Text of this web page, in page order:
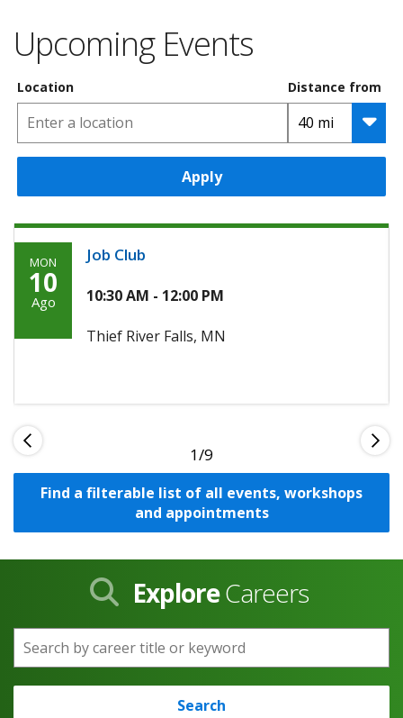
Upcoming Events
Location Distance from
Apply
Monday,
Agosto
2026
MON
10
Ago
Job Club
10:30 AM - 12:00 PM
Thief River Falls, MN
1
Find a filterable list of all events, workshops
and appointments
ExploreCareers
Search by career title or keyword
Search